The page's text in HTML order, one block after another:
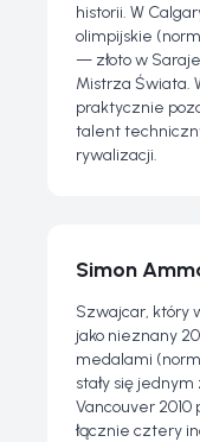
historii. W
olimpijskie
— złoto w
Mistrza Świata.
praktycznie
talent
rywalizacji.
Simon
Szwajcar, który
jako nieznany
medalami
stały się
Vancouver 2010
łącznie cztery